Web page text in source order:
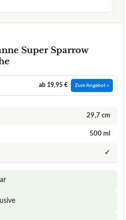
Super Sparrow
ab 19,95 € Zum Angebot »
29,7 cm
500 ml
✓